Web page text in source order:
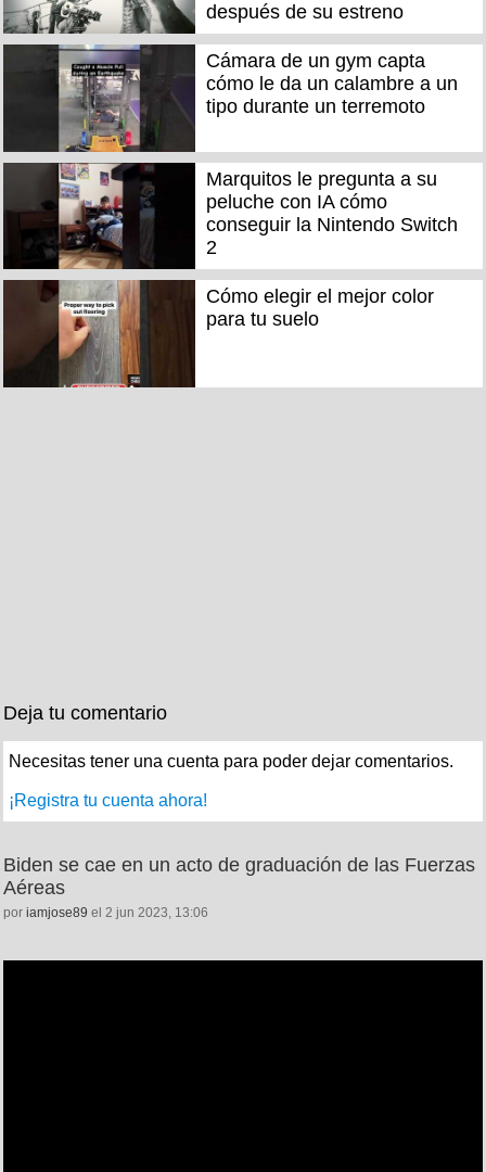
después de su estreno
Cámara de un gym capta
cómo le da un calambre a un
tipo durante un terremoto
Marquitos le pregunta a su
peluche con IA cómo
conseguir la Nintendo Switch
2
Cómo elegir el mejor color
para tu suelo
Deja tu comentario
Necesitas tener una cuenta para poder dejar comentarios.
¡Registra tu cuenta ahora!
Biden se cae en un acto de graduación de las Fuerzas
Aéreas
por iamjose89 el 2 jun 2023, 13:06